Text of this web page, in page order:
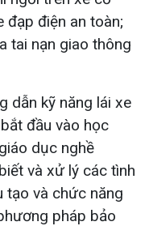
đạp điện an toàn;
tai nạn giao thông
dẫn kỹ năng lái xe
đầu vào học
dục nghề
và xử lý các tình
tạo và chức năng
pháp bảo